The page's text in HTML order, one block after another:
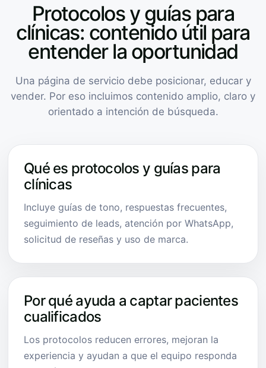
Protocolos y guías para
clínicas: contenido útil para
entender la oportunidad
Una página de servicio debe posicionar, educar y
vender. Por eso incluimos contenido amplio, claro y
orientado a intención de búsqueda.
Qué es protocolos y guías para
clínicas
Incluye guías de tono, respuestas frecuentes,
seguimiento de leads, atención por WhatsApp,
solicitud de reseñas y uso de marca.
Por qué ayuda a captar pacientes
cualificados
Los protocolos reducen errores, mejoran la
experiencia y ayudan a que el equipo responda